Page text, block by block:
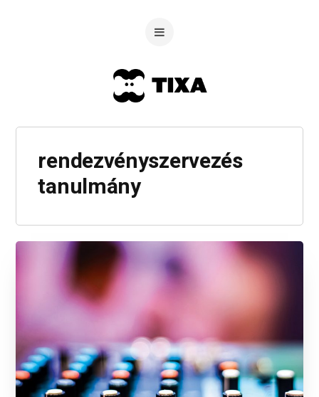
rendezvényszervezés
tanulmány